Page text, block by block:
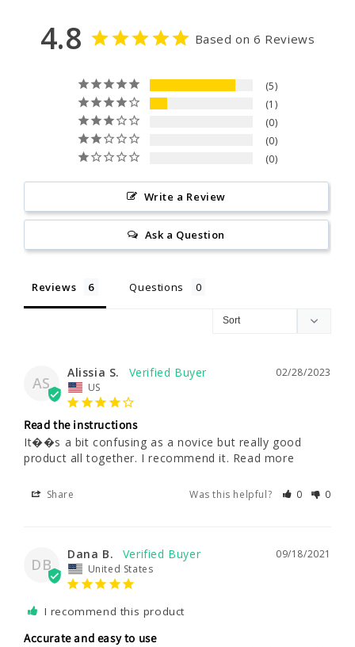
4.8 Based on 6 Reviews
5
1
0
0
0
Write a Review
Ask a Question
Reviews Questions
AS
02/28/2023
Alissia S.
US
Read the instructions
It��s a bit confusing as a novice but really good
product all together. I recommend it. Read more
Share Was this helpful? 0 0
DB
09/18/2021
Dana B.
United States
I recommend this product
Accurate and easy to use